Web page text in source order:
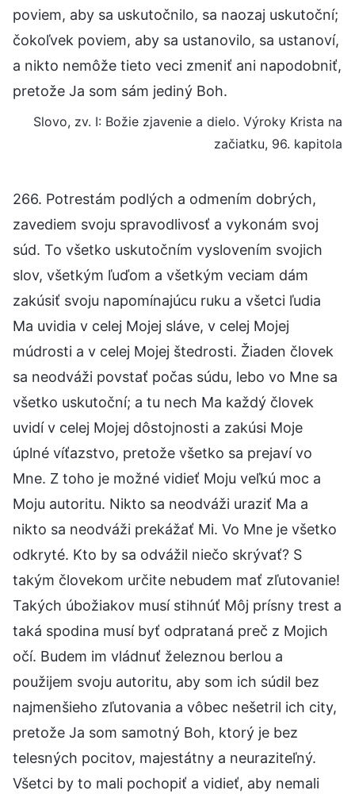
poviem, aby sa uskutočnilo, sa naozaj uskutoční;
čokoľvek poviem, aby sa ustanovilo, sa ustanoví,
a nikto nemôže tieto veci zmeniť ani napodobniť,
pretože Ja som sám jediný Boh.
Slovo, zv. I: Božie zjavenie a dielo. Výroky Krista na
začiatku, 96. kapitola
266. Potrestám podlých a odmením dobrých,
zavediem svoju spravodlivosť a vykonám svoj
súd. To všetko uskutočním vyslovením svojich
slov, všetkým ľuďom a všetkým veciam dám
zakúsiť svoju napomínajúcu ruku a všetci ľudia
Ma uvidia v celej Mojej sláve, v celej Mojej
múdrosti a v celej Mojej štedrosti. Žiaden človek
sa neodváži povstať počas súdu, lebo vo Mne sa
všetko uskutoční; a tu nech Ma každý človek
uvidí v celej Mojej dôstojnosti a zakúsi Moje
úplné víťazstvo, pretože všetko sa prejaví vo
Mne. Z toho je možné vidieť Moju veľkú moc a
Moju autoritu. Nikto sa neodváži uraziť Ma a
nikto sa neodváži prekážať Mi. Vo Mne je všetko
odkryté. Kto by sa odvážil niečo skrývať? S
takým človekom určite nebudem mať zľutovanie!
Takých úbožiakov musí stihnúť Môj prísny trest a
taká spodina musí byť odprataná preč z Mojich
očí. Budem im vládnuť železnou berlou a
použijem svoju autoritu, aby som ich súdil bez
najmenšieho zľutovania a vôbec nešetril ich city,
pretože Ja som samotný Boh, ktorý je bez
telesných pocitov, majestátny a neuraziteľný.
Všetci by to mali pochopiť a vidieť, aby nemali